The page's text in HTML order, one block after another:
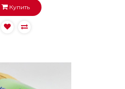
Купить